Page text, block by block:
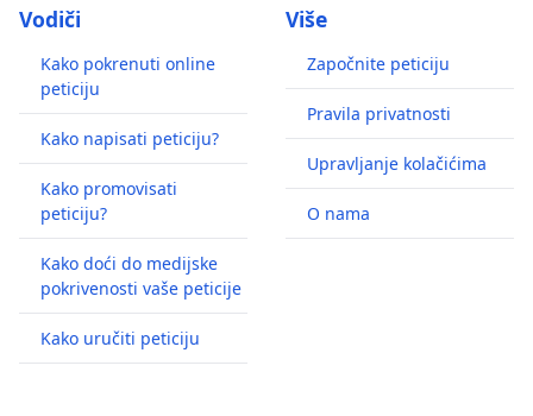
Vodiči
Kako pokrenuti online
peticiju
Kako napisati peticiju?
Kako promovisati
peticiju?
Kako doći do medijske
pokrivenosti vaše peticije
Kako uručiti peticiju
Više
Započnite peticiju
Pravila privatnosti
Upravljanje kolačićima
O nama